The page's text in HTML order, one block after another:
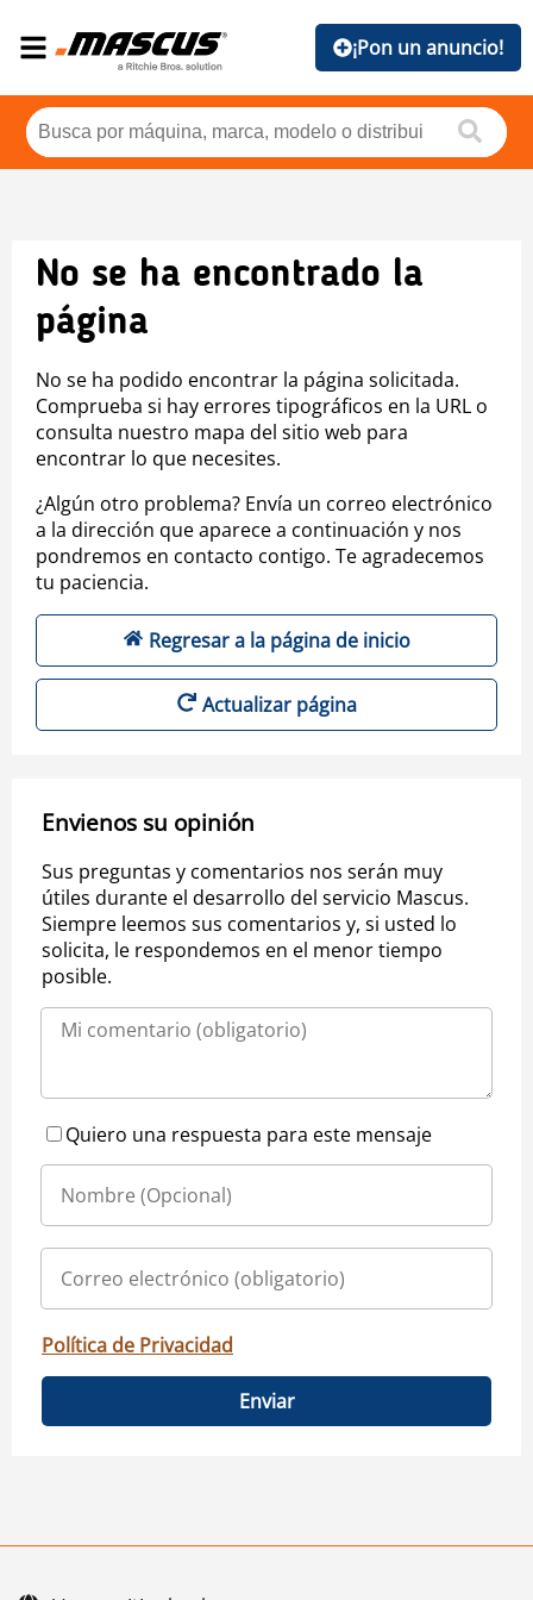
¡Pon un anuncio!
No se ha encontrado la
página
No se ha podido encontrar la página solicitada.
Comprueba si hay errores tipográficos en la URL o
consulta nuestro mapa del sitio web para
encontrar lo que necesites.
¿Algún otro problema? Envía un correo electrónico
a la dirección que aparece a continuación y nos
pondremos en contacto contigo. Te agradecemos
tu paciencia.
Regresar a la página de inicio
Actualizar página
Envienos su opinión
Sus preguntas y comentarios nos serán muy
útiles durante el desarrollo del servicio Mascus.
Siempre leemos sus comentarios y, si usted lo
solicita, le respondemos en el menor tiempo
posible.
Quiero una respuesta para este mensaje
Política de Privacidad
Enviar